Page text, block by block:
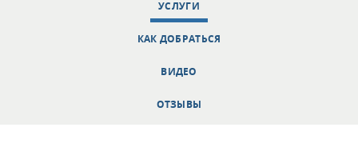
УСЛУГИ
КАК ДОБРАТЬСЯ
ВИДЕО
ОТЗЫВЫ